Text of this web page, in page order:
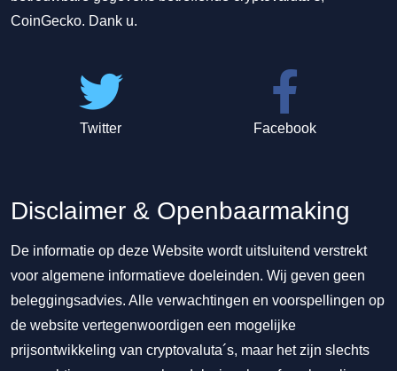
CoinGecko. Dank u.
Twitter Facebook
Disclaimer & Openbaarmaking
De informatie op deze Website wordt uitsluitend verstrekt
voor algemene informatieve doeleinden. Wij geven geen
beleggingsadvies. Alle verwachtingen en voorspellingen op
de website vertegenwoordigen een mogelijke
prijsontwikkeling van cryptovaluta´s, maar het zijn slechts